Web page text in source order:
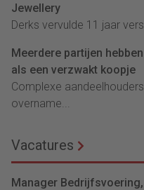
Jewellery
Derks vervulde 11 jaar
Meerdere partijen
als een verzwakt koopje
Complexe
overname...
Vacatures
Manager